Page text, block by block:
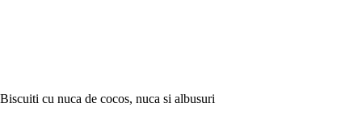
Biscuiti cu nuca de cocos, nuca si albusuri